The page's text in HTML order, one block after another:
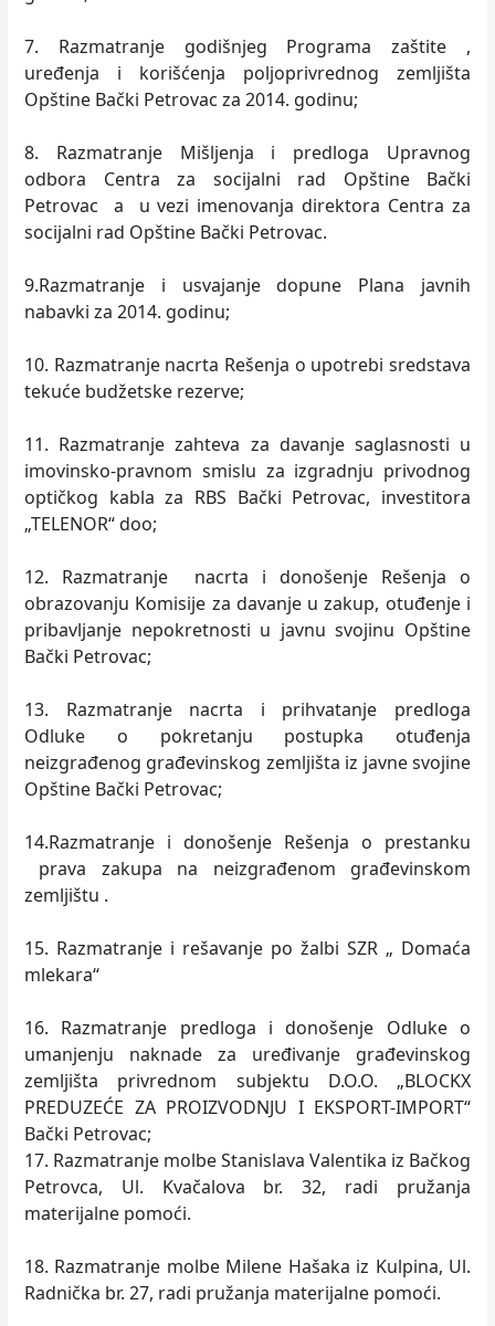
7. Razmatranje godišnjeg Programa zaštite ,
uređenja i korišćenja poljoprivrednog zemljišta
Opštine Bački Petrovac za 2014. godinu;
8. Razmatranje Mišljenja i predloga Upravnog
odbora Centra za socijalni rad Opštine Bački
Petrovac a u vezi imenovanja direktora Centra za
socijalni rad Opštine Bački Petrovac.
9.Razmatranje i usvajanje dopune Plana javnih
nabavki za 2014. godinu;
10. Razmatranje nacrta Rešenja o upotrebi sredstava
tekuće budžetske rezerve;
11. Razmatranje zahteva za davanje saglasnosti u
imovinsko-pravnom smislu za izgradnju privodnog
optičkog kabla za RBS Bački Petrovac, investitora
„TELENOR“ doo;
12. Razmatranje nacrta i donošenje Rešenja o
obrazovanju Komisije za davanje u zakup, otuđenje i
pribavljanje nepokretnosti u javnu svojinu Opštine
Bački Petrovac;
13. Razmatranje nacrta i prihvatanje predloga
Odluke o pokretanju postupka otuđenja
neizgrađenog građevinskog zemljišta iz javne svojine
Opštine Bački Petrovac;
14.Razmatranje i donošenje Rešenja o prestanku
prava zakupa na neizgrađenom građevinskom
zemljištu .
15. Razmatranje i rešavanje po žalbi SZR „ Domaća
mlekara“
16. Razmatranje predloga i donošenje Odluke o
umanjenju naknade za uređivanje građevinskog
zemljišta privrednom subjektu D.O.O. „BLOCKX
PREDUZEĆE ZA PROIZVODNJU I EKSPORT-IMPORT“
Bački Petrovac;
17. Razmatranje molbe Stanislava Valentika iz Bačkog
Petrovca, Ul. Kvačalova br. 32, radi pružanja
materijalne pomoći.
18. Razmatranje molbe Milene Hašaka iz Kulpina, Ul.
Radnička br. 27, radi pružanja materijalne pomoći.